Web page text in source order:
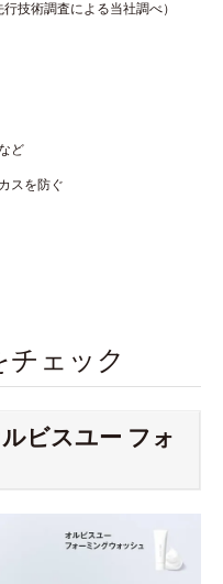
技術調査による当社調べ）
ど
スを防ぐ
チェック
ルビスユー フォ